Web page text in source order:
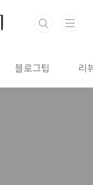
블로그팁 리